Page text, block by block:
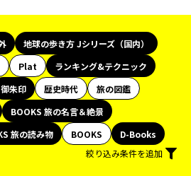
地球の歩き方 Jシリーズ（国内）
Plat
ランキング&テクニック
御朱印 歴史時代
旅の図鑑
BOOKS 旅の名言＆絶景
旅の読み物 BOOKS
D-Books
絞り込み条件を追加